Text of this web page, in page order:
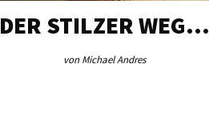
DER STILZER WEG…
von Michael Andres